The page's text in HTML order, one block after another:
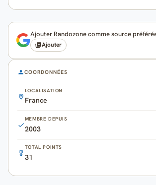
Ajouter Randozone comme source
Ajouter
COORDONNÉES
LOCALISATION
France
MEMBRE DEPUIS
2003
TOTAL POINTS
31